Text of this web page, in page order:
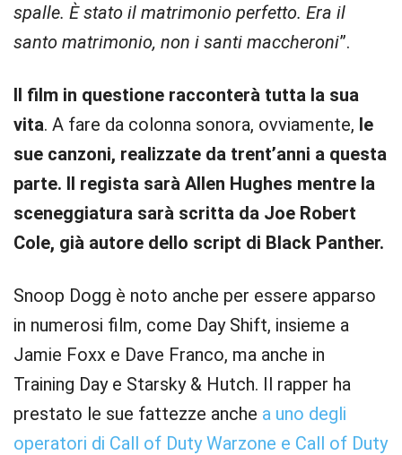
spalle. È stato il matrimonio perfetto. Era il
santo matrimonio, non i santi maccheroni”.
Il film in questione racconterà tutta la sua
vita. A fare da colonna sonora, ovviamente, le
sue canzoni, realizzate da trent’anni a questa
parte. Il regista sarà Allen Hughes mentre la
sceneggiatura sarà scritta da Joe Robert
Cole, già autore dello script di Black Panther.
Snoop Dogg è noto anche per essere apparso
in numerosi film, come Day Shift, insieme a
Jamie Foxx e Dave Franco, ma anche in
Training Day e Starsky & Hutch. Il rapper ha
prestato le sue fattezze anche a uno degli
operatori di Call of Duty Warzone e Call of Duty